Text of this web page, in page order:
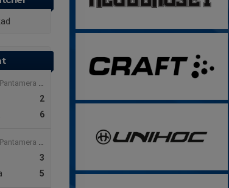
Pojkar 2011 C Vår 2
2
6
Pojkar 2011 A Vår 3
3
5